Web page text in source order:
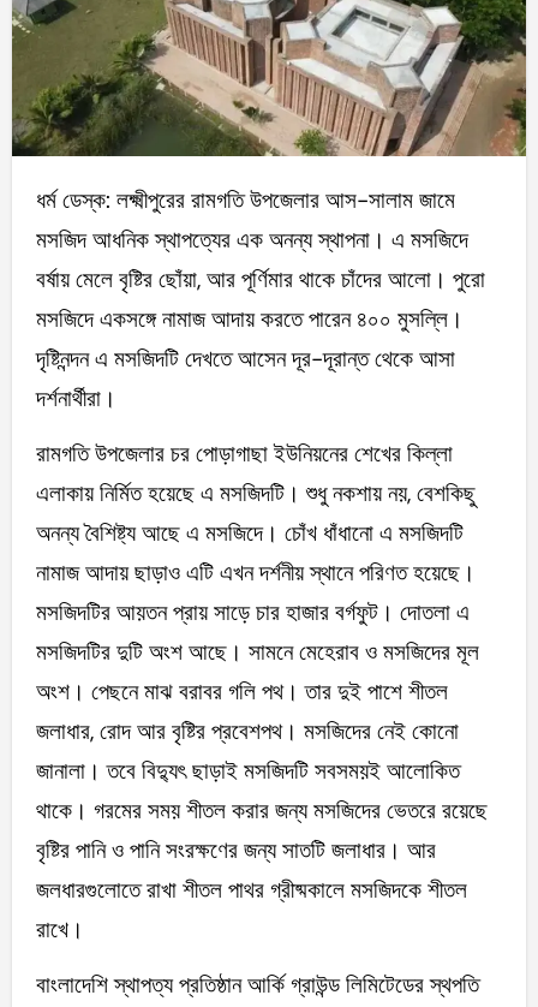
ধর্ম ডেস্ক: লক্ষ্মীপুরের রামগতি উপজেলার আস-সালাম জামে
মসজিদ আধনিক স্থাপত্যের এক অনন্য স্থাপনা। এ মসজিদে
বর্ষায় মেলে বৃষ্টির ছোঁয়া, আর পূর্ণিমার থাকে চাঁদের আলো। পুরো
মসজিদে একসঙ্গে নামাজ আদায় করতে পারেন ৪০০ মুসল্লি।
দৃষ্টিনন্দন এ মসজিদটি দেখতে আসেন দূর-দূরান্ত থেকে আসা
দর্শনার্থীরা।
রামগতি উপজেলার চর পোড়াগাছা ইউনিয়নের শেখের কিল্লা
এলাকায় নির্মিত হয়েছে এ মসজিদটি। শুধু নকশায় নয়, বেশকিছু
অনন্য বৈশিষ্ট্য আছে এ মসজিদে। চোঁখ ধাঁধানো এ মসজিদটি
নামাজ আদায় ছাড়াও এটি এখন দর্শনীয় স্থানে পরিণত হয়েছে।
মসজিদটির আয়তন প্রায় সাড়ে চার হাজার বর্গফুট। দোতলা এ
মসজিদটির দুটি অংশ আছে। সামনে মেহেরাব ও মসজিদের মূল
অংশ। পেছনে মাঝ বরাবর গলি পথ। তার দুই পাশে শীতল
জলাধার, রোদ আর বৃষ্টির প্রবেশপথ। মসজিদের নেই কোনো
জানালা। তবে বিদ্যুৎ ছাড়াই মসজিদটি সবসময়ই আলোকিত
থাকে। গরমের সময় শীতল করার জন্য মসজিদের ভেতরে রয়েছে
বৃষ্টির পানি ও পানি সংরক্ষণের জন্য সাতটি জলাধার। আর
জলধারগুলোতে রাখা শীতল পাথর গ্রীষ্মকালে মসজিদকে শীতল
রাখে।
বাংলাদেশি স্থাপত্য প্রতিষ্ঠান আর্কি গ্রাউন্ড লিমিটেডের স্থপতি